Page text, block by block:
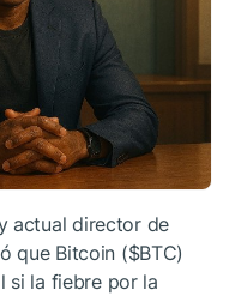
actual director de
que Bitcoin ($BTC)
si la fiebre por la